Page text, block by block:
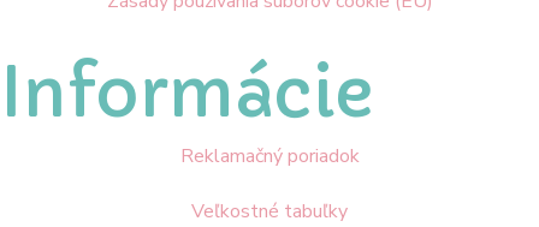
Informácie
Reklamačný poriadok
Veľkostné tabuľky